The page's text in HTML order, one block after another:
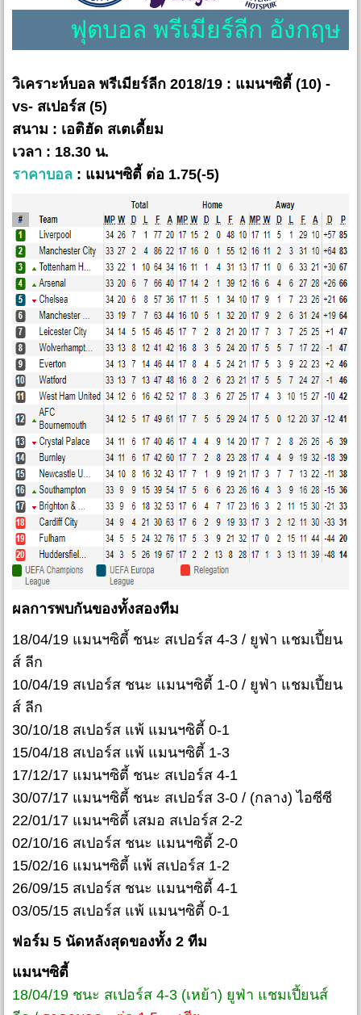
ฟุตบอล พรีเมียร์ลีก อังกฤษ
วิเคราะห์บอล พรีเมียร์ลีก 2018/19 : แมนฯซิตี้ (10) -
vs- สเปอร์ส (5)
สนาม : เอติฮัด สเตเดี้ยม
เวลา : 18.30 น.
ราคาบอล : แมนฯซิตี้ ต่อ 1.75(-5)
ผลการพบกันของทั้งสองทีม
18/04/19 แมนฯซิตี้ ชนะ สเปอร์ส 4-3 / ยูฟ่า แชมเปี้ยน
ส์ ลีก
10/04/19 สเปอร์ส ชนะ แมนฯซิตี้ 1-0 / ยูฟ่า แชมเปี้ยน
ส์ ลีก
30/10/18 สเปอร์ส แพ้ แมนฯซิตี้ 0-1
15/04/18 สเปอร์ส แพ้ แมนฯซิตี้ 1-3
17/12/17 แมนฯซิตี้ ชนะ สเปอร์ส 4-1
30/07/17 แมนฯซิตี้ ชนะ สเปอร์ส 3-0 / (กลาง) ไอซีซี
22/01/17 แมนฯซิตี้ เสมอ สเปอร์ส 2-2
02/10/16 สเปอร์ส ชนะ แมนฯซิตี้ 2-0
15/02/16 แมนฯซิตี้ แพ้ สเปอร์ส 1-2
26/09/15 สเปอร์ส ชนะ แมนฯซิตี้ 4-1
03/05/15 สเปอร์ส แพ้ แมนฯซิตี้ 0-1
ฟอร์ม 5 นัดหลังสุดของทั้ง 2 ทีม
แมนฯซิตี้
18/04/19 ชนะ สเปอร์ส 4-3 (เหย้า) ยูฟ่า แชมเปี้ยนส์